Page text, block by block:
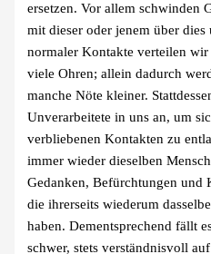
ersetzen. Vor allem schwinden
mit dieser oder jenem über
normaler Kontakte verteilen wir
viele Ohren; allein dadurch
manche Nöte kleiner.
Unverarbeitete in uns an, um
verbliebenen Kontakten zu
immer wieder dieselben
Gedanken, Befürchtungen und
die ihrerseits wiederum
haben. Dementsprechend fällt
schwer, stets verständnisvoll